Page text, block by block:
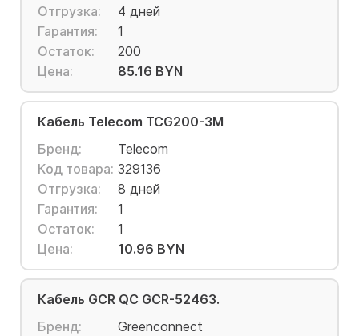
Отгрузка:
4 дней
Гарантия:
1
Остаток:
200
Цена:
85.16 BYN
Кабель Telecom TCG200-3M
Бренд:
Telecom
Код товара: 329136
Отгрузка:
8 дней
Гарантия:
1
Остаток:
1
Цена:
10.96 BYN
Кабель GCR QC GCR-52463.
Бренд:
Greenconnect